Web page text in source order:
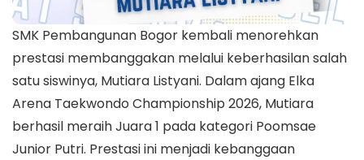
SMK Pembangunan Bogor kembali menorehkan
prestasi membanggakan melalui keberhasilan salah
satu siswinya, Mutiara Listyani. Dalam ajang Elka
Arena Taekwondo Championship 2026, Mutiara
berhasil meraih Juara 1 pada kategori Poomsae
Junior Putri. Prestasi ini menjadi kebanggaan